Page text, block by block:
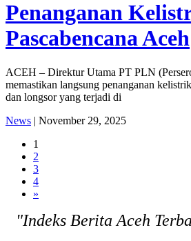
Penanganan
Pascabencana Aceh
ACEH – Direktur Utama PT PLN
memastikan langsung penanganan
dan longsor yang terjadi di
News | November 29, 2025
1
2
3
4
»
"Indeks Berita Aceh